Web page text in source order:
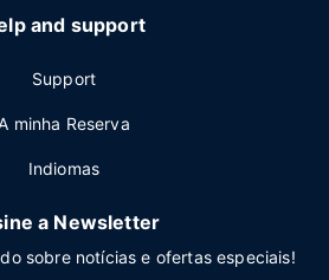
and support
Support
minha Reserva
Indiomas
a Newsletter
sobre notícias e ofertas especiais!